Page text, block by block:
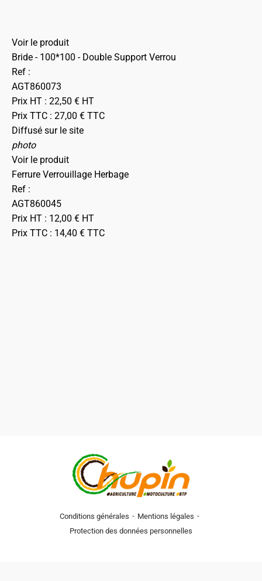
Voir le produit
Bride - 100*100 - Double Support Verrou
Ref :
AGT860073
Prix HT : 22,50 € HT
Prix TTC : 27,00 € TTC
Diffusé sur le site
photo
Voir le produit
Ferrure Verrouillage Herbage
Ref :
AGT860045
Prix HT : 12,00 € HT
Prix TTC : 14,40 € TTC
Conditions générales - Mentions légales -
Protection des données personnelles